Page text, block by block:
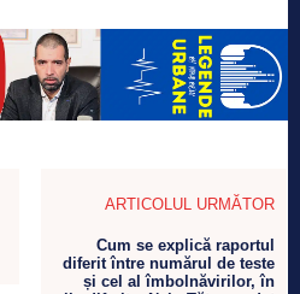
ARTICOLUL URMĂTOR
Cum se explică raportul
diferit între numărul de teste
și cel al îmbolnăvirilor, în